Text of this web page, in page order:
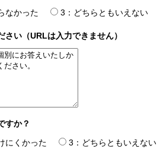
なかった 3：どちらともいえない
い（URLは入力できません）
すか？
にくかった 3：どちらともいえない